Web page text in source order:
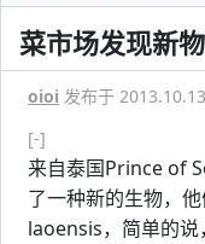
菜市场发现新
oioi 发布于
[-]
来自泰国Prince of
了一种新的生物，
laoensis，简单的